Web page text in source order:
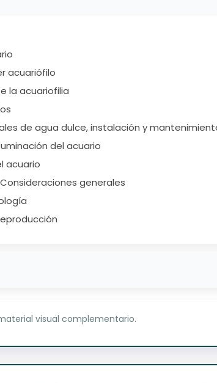
acuariófilo
la acuariofilia
de agua dulce, instalación y
del acuario
acuario
generales
visual complementario.